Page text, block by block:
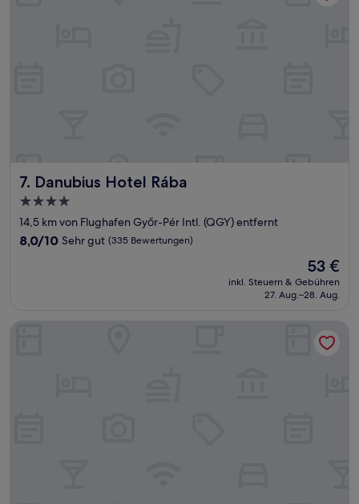
7. Danubius Hotel Rába
Danubius Hotel Rába
4.0-
Sterne-
Unterkunft
14,5 km von Flughafen Győr-Pér Intl. (QGY) entfernt
8.0
Bewertungen)
8,0/10 Sehr gut (335 Bewertungen)
Der
Preis
beträgt
53 €
inkl. Steuern & Gebühren
27. Aug.–28. Aug.
Duett